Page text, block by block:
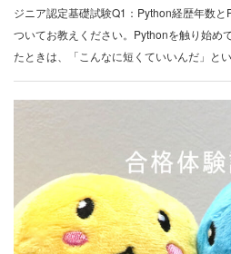
ジニア認定基礎試験Q1：Python経歴年数
ついてお教えください。Pythonを触り始め
たときは、「こんなに短くていいんだ」と